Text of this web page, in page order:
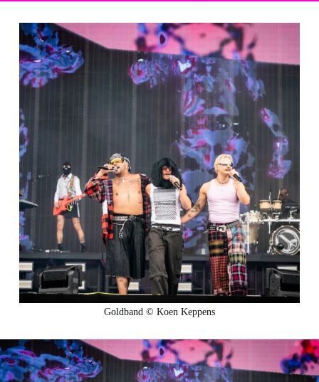
Goldband © Koen Keppens